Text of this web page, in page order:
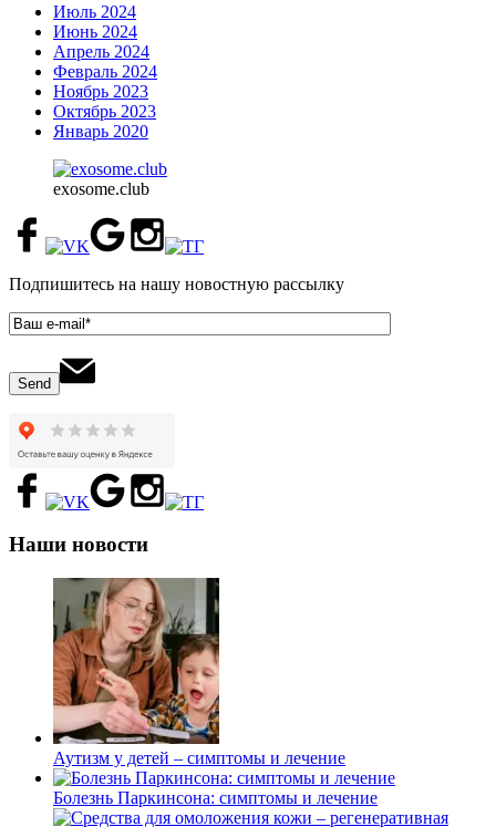
Июль 2024
Июнь 2024
Апрель 2024
Февраль 2024
Ноябрь 2023
Октябрь 2023
Январь 2020
exosome.club
Подпишитесь на нашу новостную рассылку
Наши новости
Аутизм у детей – симптомы и лечение
Болезнь Паркинсона: симптомы и лечение